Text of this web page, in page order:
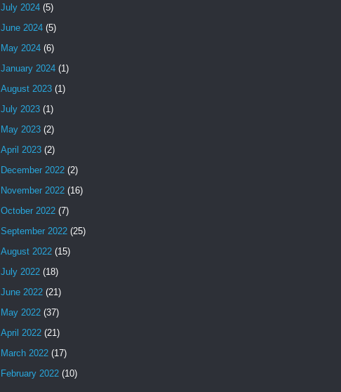
July 2024 (5)
June 2024 (5)
May 2024 (6)
January 2024 (1)
August 2023 (1)
July 2023 (1)
May 2023 (2)
April 2023 (2)
December 2022 (2)
November 2022 (16)
October 2022 (7)
September 2022 (25)
August 2022 (15)
July 2022 (18)
June 2022 (21)
May 2022 (37)
April 2022 (21)
March 2022 (17)
February 2022 (10)